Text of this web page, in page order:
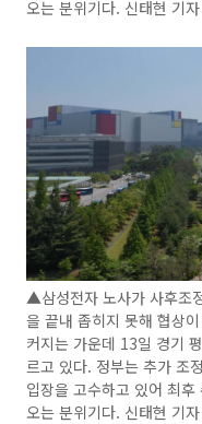
오는 분위기다. 신태현 기
▲삼성전자 노사가 사후조
을 끝내 좁히지 못해 협상
커지는 가운데 13일 경기
르고 있다. 정부는 추가 조
입장을 고수하고 있어 최
오는 분위기다. 신태현 기